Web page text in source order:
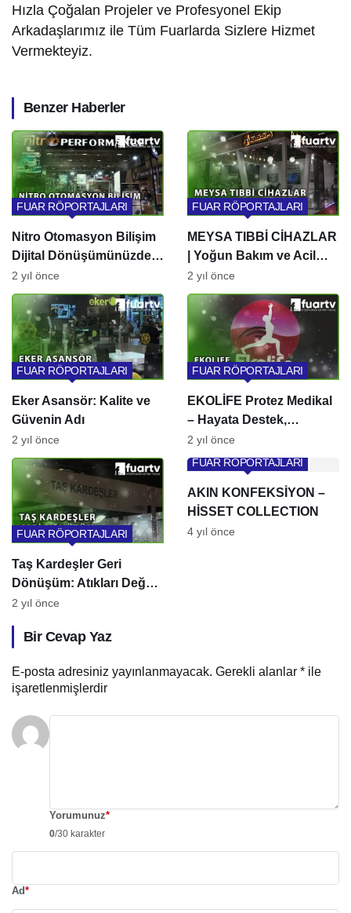
Hızla Çoğalan Projeler ve Profesyonel Ekip
Arkadaşlarımız ile Tüm Fuarlarda Sizlere Hizmet
Vermekteyiz.
Benzer Haberler
Nitro Otomasyon Bilişim
Dijital Dönüşümünüzde
Öncü Teknoloji
Çözümleri
FUAR RÖPORTAJLARI
2 yıl önce
MEYSA TIBBİ CİHAZLAR
| Yoğun Bakım ve Acil
Müdahale Ürünlerinde
Lider | Expomed 2024
Röportajı
FUAR RÖPORTAJLARI
2 yıl önce
Eker Asansör: Kalite ve
Güvenin Adı
FUAR RÖPORTAJLARI
2 yıl önce
EKOLİFE Protez Medikal
– Hayata Destek,
Gülümseyişler Sağlayan
Çözümler
FUAR RÖPORTAJLARI
2 yıl önce
Taş Kardeşler Geri
Dönüşüm: Atıkları Değerli
Kaynaklara Dönüştürmek
FUAR RÖPORTAJLARI
2 yıl önce
AKIN KONFEKSİYON –
HİSSET COLLECTION
FUAR RÖPORTAJLARI
4 yıl önce
Bir Cevap Yaz
E-posta adresiniz yayınlanmayacak. Gerekli alanlar * ile
işaretlenmişlerdir
Yorumunuz*
0/30 karakter
Ad*